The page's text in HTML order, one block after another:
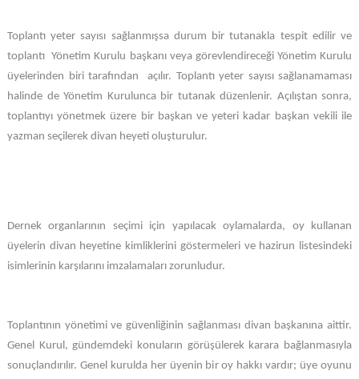
Toplantı yeter sayısı sağlanmışsa durum bir tutanakla tespit edilir ve
toplantı Yönetim Kurulu başkanı veya görevlendireceği Yönetim Kurulu
üyelerinden biri tarafından açılır. Toplantı yeter sayısı sağlanamaması
halinde de Yönetim Kurulunca bir tutanak düzenlenir. Açılıştan sonra,
toplantıyı yönetmek üzere bir başkan ve yeteri kadar başkan vekili ile
yazman seçilerek divan heyeti oluşturulur.
Dernek organlarının seçimi için yapılacak oylamalarda, oy kullanan
üyelerin divan heyetine kimliklerini göstermeleri ve hazirun listesindeki
isimlerinin karşılarını imzalamaları zorunludur.
Toplantının yönetimi ve güvenliğinin sağlanması divan başkanına aittir.
Genel Kurul, gündemdeki konuların görüşülerek karara bağlanmasıyla
sonuçlandırılır. Genel kurulda her üyenin bir oy hakkı vardır; üye oyunu